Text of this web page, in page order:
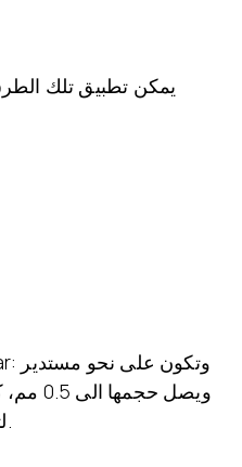
يمكن تطبيق تلك
لتصل حتى أعمق طبقات الجلد.